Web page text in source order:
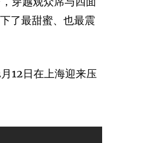
了最甜蜜、也最震
12日在上海迎来压